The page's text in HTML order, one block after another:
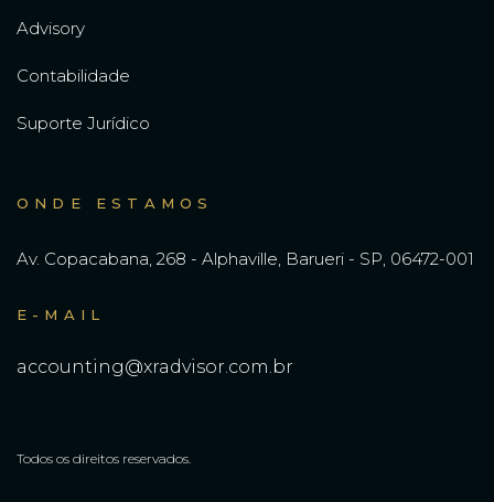
Advisory
Contabilidade
Suporte Jurídico
ONDE ESTAMOS
Av. Copacabana, 268 - Alphaville, Barueri - SP, 06472-001
E-MAIL
accounting@xradvisor.com.br
Todos os direitos reservados.